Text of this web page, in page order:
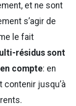
et ne sont
s’agir de
le fait
résidus sont
compte: en
contenir jusqu’à